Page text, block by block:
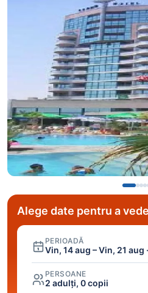
Alege date pentru a
PERIOADĂ
Vin, 14 aug – Vin, 21 aug
PERSOANE
2 adulți, 0 copii